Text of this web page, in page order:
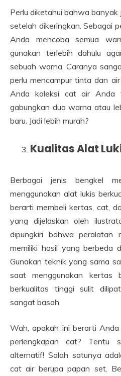
Perlu diketahui bahwa
setelah dikeringkan. Sebagai
Anda mencoba semua
gunakan terlebih dahulu
sebuah warna. Caranya
perlu mencampur tinta dan
Anda koleksi cat air Anda
gabungkan dua warna atau
baru. Jadi lebih murah?
Kualitas Alat
Berbagai jenis bengkel
menggunakan alat lukis
berarti membeli kertas, cat,
yang dijelaskan oleh
dipungkiri bahwa peralatan
memiliki hasil yang berbeda
Gunakan teknik yang sama
saat menggunakan kertas
berkualitas tinggi sulit
sangat basah.
Wah, apakah ini berarti
perlengkapan cat? Tentu
alternatif! Salah satunya
cat air berupa papan set.